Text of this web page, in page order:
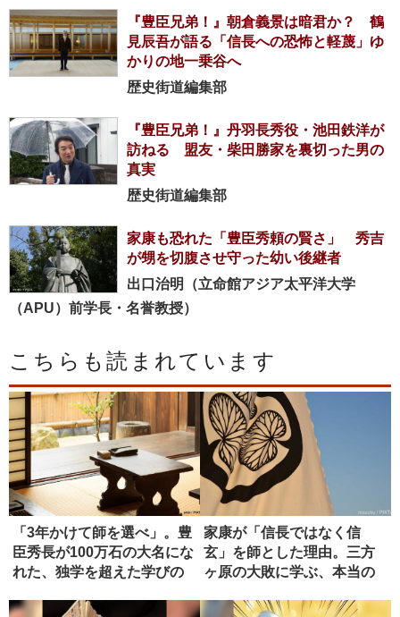
『豊臣兄弟！』朝倉義景は暗君か？ 鶴
見辰吾が語る「信長への恐怖と軽蔑」ゆ
かりの地一乗谷へ
歴史街道編集部
『豊臣兄弟！』丹羽長秀役・池田鉄洋が
訪ねる 盟友・柴田勝家を裏切った男の
真実
歴史街道編集部
家康も恐れた「豊臣秀頼の賢さ」 秀吉
が甥を切腹させ守った幼い後継者
出口治明（立命館アジア太平洋大学
（APU）前学長・名誉教授）
こちらも読まれています
「3年かけて師を選べ」。豊
臣秀長が100万石の大名にな
れた、独学を超えた学びの
家康が「信長ではなく信
玄」を師とした理由。三方
ヶ原の大敗に学ぶ、本当の